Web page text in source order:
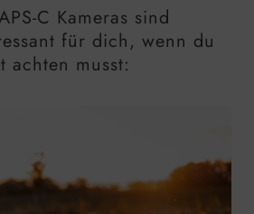
C Kameras sind
für dich, wenn du
achten musst: